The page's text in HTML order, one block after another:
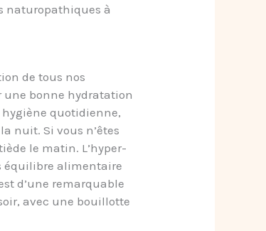
naturopathiques à
de tous nos
une bonne hydratation
hygiène quotidienne,
nuit. Si vous n’êtes
le matin. L’hyper-
équilibre alimentaire
d’une remarquable
avec une bouillotte